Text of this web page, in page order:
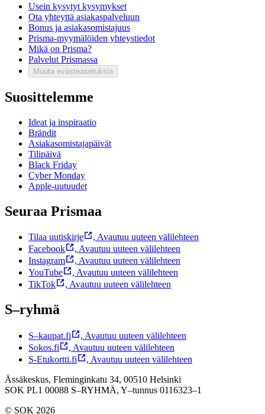
Usein kysytyt kysymykset
Ota yhteyttä asiakaspalveluun
Bonus ja asiakasomistajuus
Prisma-myymälöiden yhteystiedot
Mikä on Prisma?
Palvelut Prismassa
Muuta evästeasetuksia
Suosittelemme
Ideat ja inspiraatio
Brändit
Asiakasomistajapäivät
Tilipäivä
Black Friday
Cyber Monday
Apple-uutuudet
Seuraa Prismaa
Tilaa uutiskirje , Avautuu uuteen välilehteen
Facebook
, Avautuu uuteen välilehteen
Instagram
, Avautuu uuteen välilehteen
YouTube
, Avautuu uuteen välilehteen
TikTok
, Avautuu uuteen välilehteen
S–ryhmä
S–kaupat.fi , Avautuu uuteen välilehteen
Sokos.fi
, Avautuu uuteen välilehteen
S-Etukortti.fi
, Avautuu uuteen välilehteen
Ässäkeskus, Fleminginkatu 34, 00510 Helsinki
SOK PL1 00088 S–RYHMÄ, Y–tunnus 0116323–1
© SOK 2026